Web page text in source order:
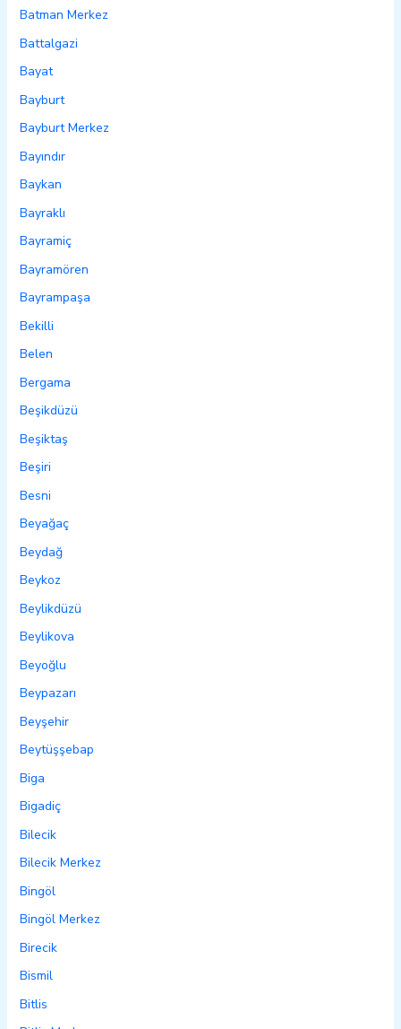
Batman Merkez
Battalgazi
Bayat
Bayburt
Bayburt Merkez
Bayındır
Baykan
Bayraklı
Bayramiç
Bayramören
Bayrampaşa
Bekilli
Belen
Bergama
Beşikdüzü
Beşiktaş
Beşiri
Besni
Beyağaç
Beydağ
Beykoz
Beylikdüzü
Beylikova
Beyoğlu
Beypazarı
Beyşehir
Beytüşşebap
Biga
Bigadiç
Bilecik
Bilecik Merkez
Bingöl
Bingöl Merkez
Birecik
Bismil
Bitlis